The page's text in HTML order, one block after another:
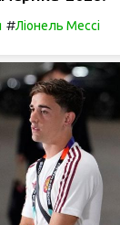
#Ліонель Мессі